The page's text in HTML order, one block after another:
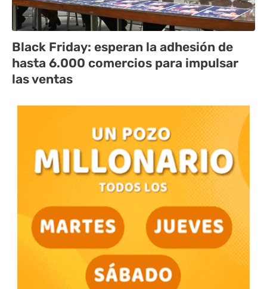
Black Friday: esperan la adhesión de
hasta 6.000 comercios para impulsar
las ventas